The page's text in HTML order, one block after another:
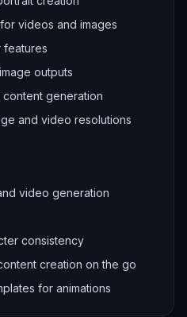
videos and images
features
outputs
generation
and video resolutions
video generation
consistency
creation on the go
for animations